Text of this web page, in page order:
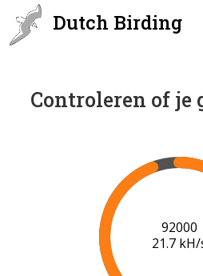
Dutch Birding
Controleren of je
93000
21.7 kH/